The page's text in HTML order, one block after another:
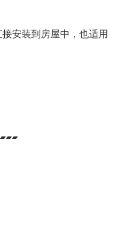
安装到房屋中，也适用